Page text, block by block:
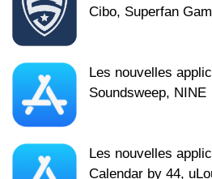
Cibo, Superfan
Les nouvelles
Soundsweep, NINE
Les nouvelles
Calendar by 44,